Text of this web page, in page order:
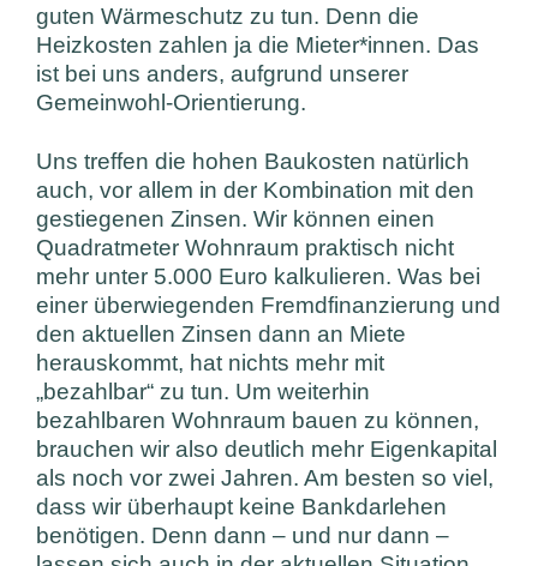
guten Wärmeschutz zu tun. Denn die
Heizkosten zahlen ja die Mieter*innen. Das
ist bei uns anders, aufgrund unserer
Gemeinwohl-Orientierung.
Uns treffen die hohen Baukosten natürlich
auch, vor allem in der Kombination mit den
gestiegenen Zinsen. Wir können einen
Quadratmeter Wohnraum praktisch nicht
mehr unter 5.000 Euro kalkulieren. Was bei
einer überwiegenden Fremdfinanzierung und
den aktuellen Zinsen dann an Miete
herauskommt, hat nichts mehr mit
„bezahlbar“ zu tun. Um weiterhin
bezahlbaren Wohnraum bauen zu können,
brauchen wir also deutlich mehr Eigenkapital
als noch vor zwei Jahren. Am besten so viel,
dass wir überhaupt keine Bankdarlehen
benötigen. Denn dann – und nur dann –